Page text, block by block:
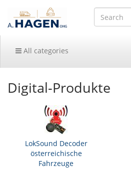
All categories
Digital-Produkte
LokSound Decoder
österreichische
Fahrzeuge